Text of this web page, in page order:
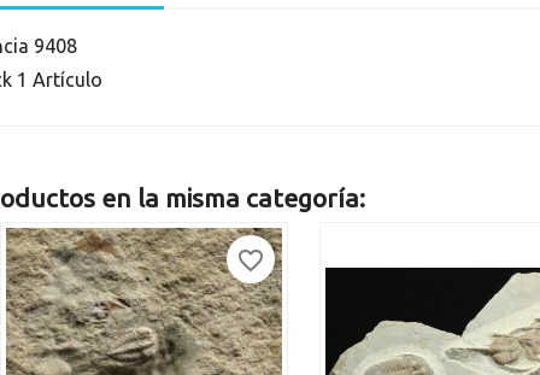
9408
1 Artículo
en la misma categoría:
favorite_border